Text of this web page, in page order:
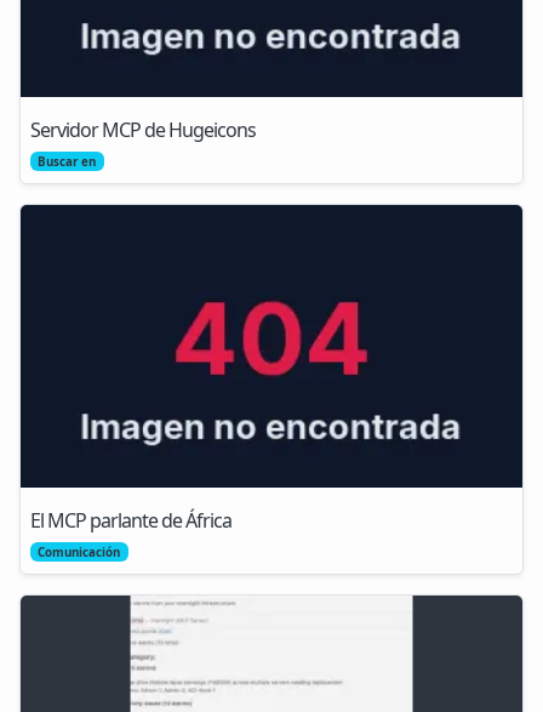
Servidor MCP de Hugeicons
Buscar en
El MCP parlante de África
Comunicación